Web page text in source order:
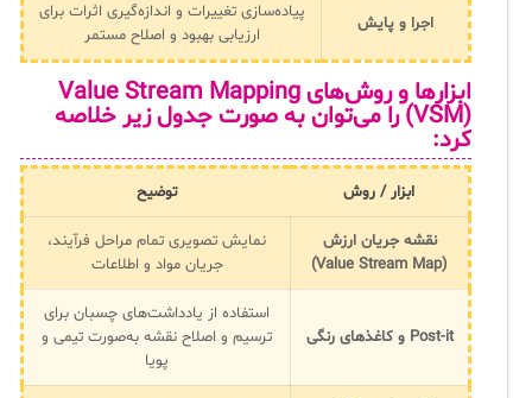
اجرا و پایش
پیاده‌سازی تغییرات و اندازه‌گیری اثرات برای
ارزیابی بهبود و اصلاح مستمر
ابزارها و روش‌های Value Stream Mapping
(VSM)را می‌توان به صورت جدول زیر خلاصه
کرد:
ابزار / روش توضیح
نقشه جریان ارزش
(Value Stream Map)
نمایش تصویری تمام مراحل فرآیند،
جریان مواد و اطلاعات
Post-it و کاغذهای رنگی
استفاده از یادداشت‌های چسبان برای
ترسیم و اصلاح نقشه به‌صورت تیمی و
پویا